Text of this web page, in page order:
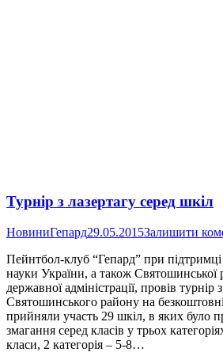
Турнір з лазертагу серед шкіл
НовиниГепард29.05.2015Залишити
Пейнтбол-клуб “Гепард” при підтримці
науки України, а також Святошинської
державної адміністрації, провів турнір
Святошинського району на
прийняли участь 29 шкіл, в яких було
змагання серед класів у трьох
класи, 2 категорія – 5-8…